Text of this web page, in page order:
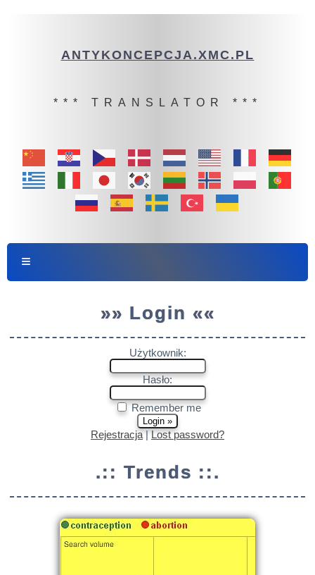
ANTYKONCEPCJA.XMC.PL
*** TRANSLATOR ***
»» Login ««
Użytkownik:
Hasło:
Remember me
Rejestracja|Lost password?
.:: Trends ::.